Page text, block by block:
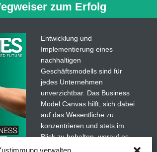
verwalten
gibt es
die in
zum Erfolg
Entwicklung und
Implementierung eines
nachhaltigen
Geschäftsmodells sind für
jedes Unternehmen
unverzichtbar. Das Business
Model Canvas hilft, sich dabei
auf das Wesentliche zu
konzentrieren und stets im
Blick zu behalten, worauf es
wirklich ankommt.